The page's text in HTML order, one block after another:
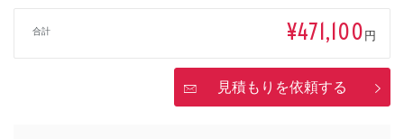
合計 ¥471,100円
見積もりを依頼する